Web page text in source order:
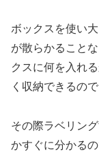
ボックスを使い
が散らかること
クスに何を入れ
く収納できるの
その際ラベリン
かすぐに分かる